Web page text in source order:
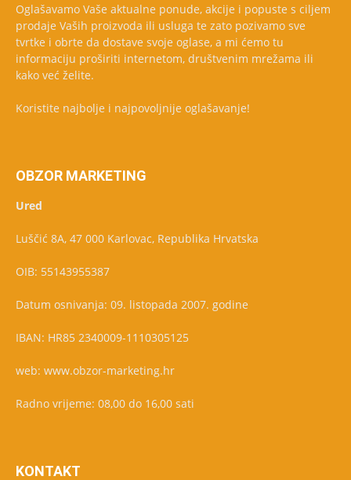
Oglašavamo Vaše aktualne ponude, akcije i popuste s ciljem
prodaje Vaših proizvoda ili usluga te zato pozivamo sve
tvrtke i obrte da dostave svoje oglase, a mi ćemo tu
informaciju proširiti internetom, društvenim mrežama ili
kako već želite.
Koristite najbolje i najpovoljnije oglašavanje!
OBZOR MARKETING
Ured
Luščić 8A, 47 000 Karlovac, Republika Hrvatska
OIB: 55143955387
Datum osnivanja: 09. listopada 2007. godine
IBAN: HR85 2340009-1110305125
web: www.obzor-marketing.hr
Radno vrijeme: 08,00 do 16,00 sati
KONTAKT